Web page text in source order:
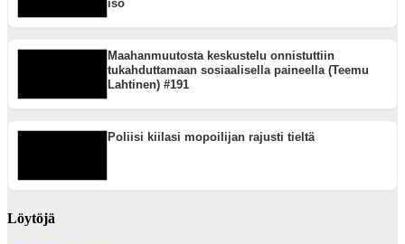
iso
Maahanmuutosta keskustelu onnistuttiin
tukahduttamaan sosiaalisella paineella (Teemu
Lahtinen) #191
Poliisi kiilasi mopoilijan rajusti tieltä
Löytöjä